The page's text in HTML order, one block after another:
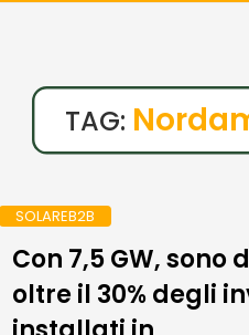
TAG:
SOLAREB2B
Con 7,5 GW, sono
oltre il 30% degli